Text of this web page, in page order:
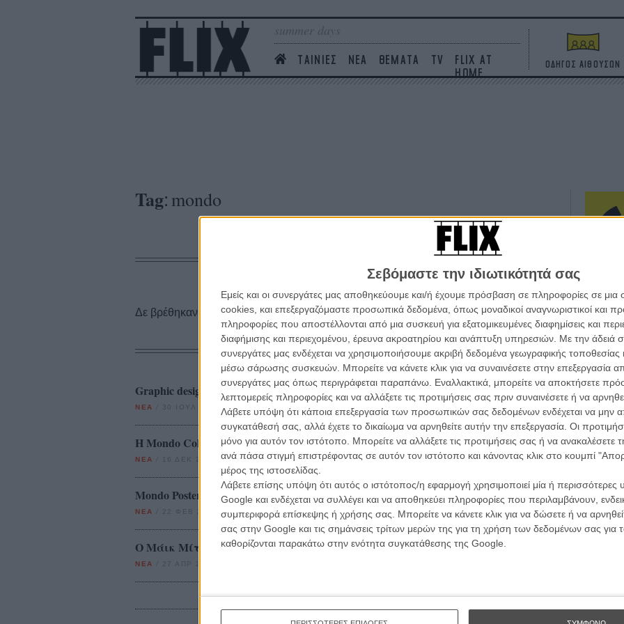
Σεβόμαστε την ιδιωτικότητά σας
Εμείς και οι συνεργάτες μας αποθηκεύουμε και/ή έχουμε πρόσβαση σε πληροφορίες σε
cookies, και επεξεργαζόμαστε προσωπικά δεδομένα, όπως μοναδικοί αναγνωριστικοί και
πληροφορίες που αποστέλλονται από μια συσκευή για εξατομικευμένες διαφημίσεις και
διαφήμισης και περιεχομένου, έρευνα ακροατηρίου και ανάπτυξη υπηρεσιών. Με την άδειά
συνεργάτες μας ενδέχεται να χρησιμοποιήσουμε ακριβή δεδομένα γεωγραφικής τοποθεσίας
μέσω σάρωσης συσκευών. Μπορείτε να κάνετε κλικ για να συναινέσετε στην επεξεργασία
συνεργάτες μας όπως περιγράφεται παραπάνω. Εναλλακτικά, μπορείτε να αποκτήσετε
λεπτομερείς πληροφορίες και να αλλάξετε τις προτιμήσεις σας πριν συναινέσετε ή να
Λάβετε υπόψη ότι κάποια επεξεργασία των προσωπικών σας δεδομένων ενδέχεται να μην
συγκατάθεσή σας, αλλά έχετε το δικαίωμα να αρνηθείτε αυτήν την επεξεργασία. Οι
μόνο για αυτόν τον ιστότοπο. Μπορείτε να αλλάξετε τις προτιμήσεις σας ή να ανακαλέσετε
ανά πάσα στιγμή επιστρέφοντας σε αυτόν τον ιστότοπο και κάνοντας κλικ στο κουμπί
μέρος της ιστοσελίδας.
Λάβετε επίσης υπόψη ότι αυτός ο ιστότοπος/η εφαρμογή χρησιμοποιεί μία ή περισσότερες
Google και ενδέχεται να συλλέγει και να αποθηκεύει πληροφορίες που περιλαμβάνουν,
συμπεριφορά επίσκεψης ή χρήσης σας. Μπορείτε να κάνετε κλικ για να δώσετε ή να
σας στην Google και τις σημάνσεις τρίτων μερών της για τη χρήση των δεδομένων σας
καθορίζονται παρακάτω στην ενότητα συγκατάθεσης της Google.
summer days
ΤΑΙΝΙΕΣ ΝΕΑ ΘΕΜΑΤΑ TV
FLIX AT
HOME
ΟΔΗΓΟΣ ΑΙΘΟΥΣΩΝ
Tag: mondo
Δε βρέθηκαν σχετικές κριτικές ταινιών.
ΑΡΘΡΑ
Graphic designers, cowboys and aliens
ΝΕΑ 30 ΙΟΥΛ 2011 / Γιώργος Κρασσακόπουλος
Η Mondo Collection ξεκινά αφίσες για τις ταινίες του Χαγιάο Μιγιαζάκι
ΝΕΑ 16 ΔΕΚ 2011 / Λήδα Γαλανού
Mondo Posters: Oscar Edition
ΝΕΑ 22 ΦΕΒ 2013 / Γιώργος Κρασσακόπουλος
Ο Μάικ Μίτσελ δίνει χρώμα σε αθάνατους κινηματογραφικούς χαρακτήρες
ΝΕΑ 27 ΑΠΡ 2013
Βιμ
Η
σε
ένα
Θέλω